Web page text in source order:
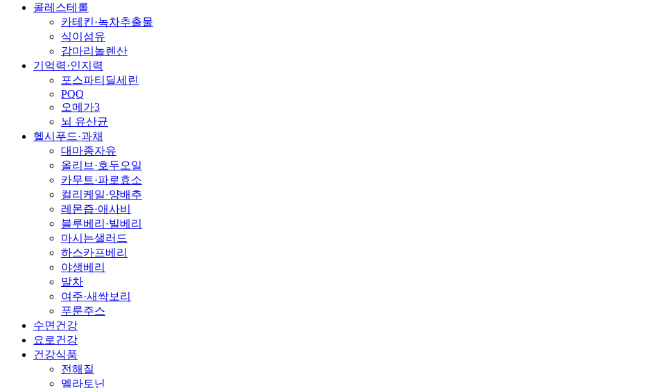
콜레스테롤
카테킨·녹차추출물
식이섬유
감마리놀렌산
기억력·인지력
포스파티딜세린
PQQ
오메가3
뇌 유산균
헬시푸드·과채
대마종자유
올리브·호두오일
카무트·파로효소
컬리케일·양배추
레몬즙·애사비
블루베리·빌베리
마시는샐러드
하스카프베리
야생베리
말차
여주·새싹보리
푸룬주스
수면건강
요로건강
건강식품
전해질
멜라토닌